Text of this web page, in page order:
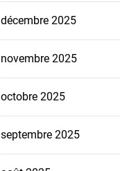
décembre 2025
novembre 2025
octobre 2025
septembre 2025